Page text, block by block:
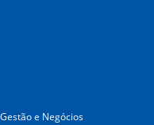
e Negócios